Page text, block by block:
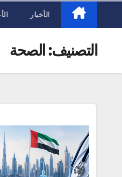
الأخبار
التصنيف: الصحة